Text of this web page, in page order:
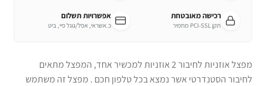
רכישה מאובטחת
תקן PCI-SSL מחמיר
אפשרויות תשלום
כ.אשראי, אפל/גוגל פיי, ביט
מפצל אוזניות לחיבור 2 אוזניות למכשיר אחד, המפצל מתאים
לחיבור הסטנדרטי אשר נמצא בכל טלפון חכם . מפצל זה משתמש